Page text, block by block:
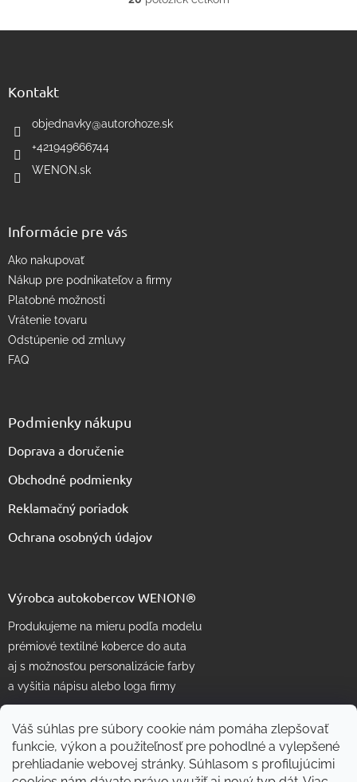
Váš súhlas pre súbory cookie nám pomáha zlepšovať
funkcie, výkon a použiteľnosť pre pohodlné a vylepšené
prehliadanie webovej stránky. Súhlasom s profilujúcimi
O
l
Kontakt
objednavky@autorohoze.sk
+421949666744
WENON.sk
Informácie pre vás
Ako nakupovať
Nákup pre podnikateľov a firmy
Platobné možnosti
Vrátenie tovaru
Odstúpenie od zmluvy
FAQ
Podmienky nákupu
Doprava a doručenie
Obchodné podmienky
Reklamačný poriadok
Ochrana osobných údajov
Výrobca autokobercov WENON®
Produkujeme na mieru podľa modelu
prémiové textilné koberce do auta
aj s možnosťou personalizácie farby
a vyšitia nápisu alebo loga firmy